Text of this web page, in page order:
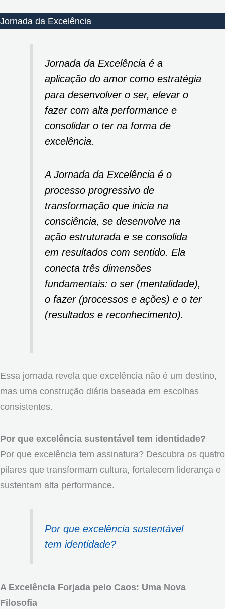
Jornada da Excelência
Jornada da Excelência é a
aplicação do amor como estratégia
para desenvolver o ser, elevar o
fazer com alta performance e
consolidar o ter na forma de
excelência.
A Jornada da Excelência é o
processo progressivo de
transformação que inicia na
consciência, se desenvolve na
ação estruturada e se consolida
em resultados com sentido. Ela
conecta três dimensões
fundamentais: o ser (mentalidade),
o fazer (processos e ações) e o ter
(resultados e reconhecimento).
Essa jornada revela que excelência não é um destino,
mas uma construção diária baseada em escolhas
consistentes.
Por que excelência sustentável tem identidade?
Por que excelência tem assinatura? Descubra os quatro
pilares que transformam cultura, fortalecem liderança e
sustentam alta performance.
Por que excelência sustentável
tem identidade?
A Excelência Forjada pelo Caos: Uma Nova
Filosofia